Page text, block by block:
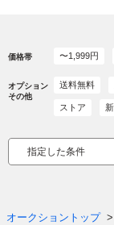
価格帯 〜1,999円
オプション
その他
送料無料
ストア
指定した条件
オークショントップ